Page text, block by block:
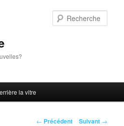
la vitre
Navigation
← Précédent Suivant →